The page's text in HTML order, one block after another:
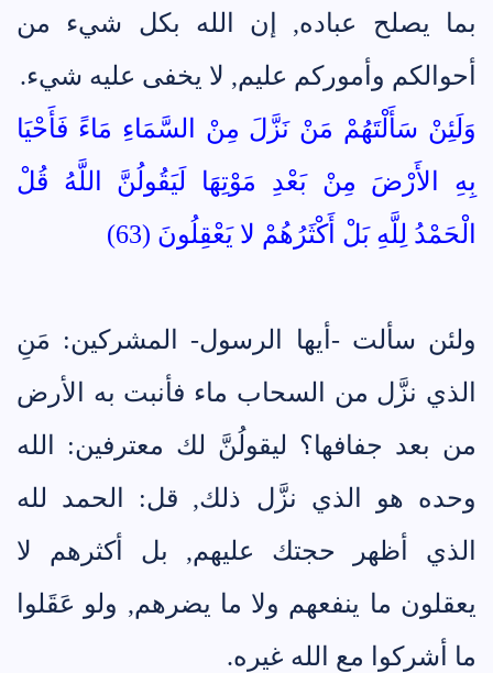
بما يصلح عباده, إن الله بكل شيء من
أحوالكم وأموركم عليم, لا يخفى عليه شيء.
وَلَئِنْ سَأَلْتَهُمْ مَنْ نَزَّلَ مِنْ السَّمَاءِ مَاءً فَأَحْيَا
بِهِ الأَرْضَ مِنْ بَعْدِ مَوْتِهَا لَيَقُولُنَّ اللَّهُ قُلْ
الْحَمْدُ لِلَّهِ بَلْ أَكْثَرُهُمْ لا يَعْقِلُونَ (63)
ولئن سألت -أيها الرسول- المشركين: مَنِ
الذي نزَّل من السحاب ماء فأنبت به الأرض
من بعد جفافها؟ ليقولُنَّ لك معترفين: الله
وحده هو الذي نزَّل ذلك, قل: الحمد لله
الذي أظهر حجتك عليهم, بل أكثرهم لا
يعقلون ما ينفعهم ولا ما يضرهم, ولو عَقَلوا
ما أشركوا مع الله غيره.